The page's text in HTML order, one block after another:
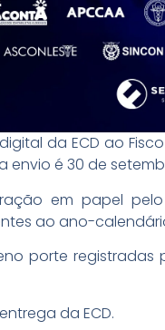
da ECD ao
envio é 30 de
em papel
ao ano-
porte registradas
da ECD.